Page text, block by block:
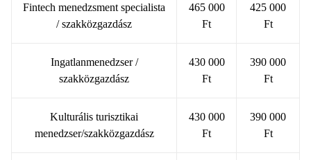
Fintech menedzsment specialista
/ szakközgazdász
465 000
Ft
425 000
Ft
Ingatlanmenedzser /
szakközgazdász
430 000
Ft
390 000
Ft
Kulturális turisztikai
menedzser/szakközgazdász
430 000
Ft
390 000
Ft